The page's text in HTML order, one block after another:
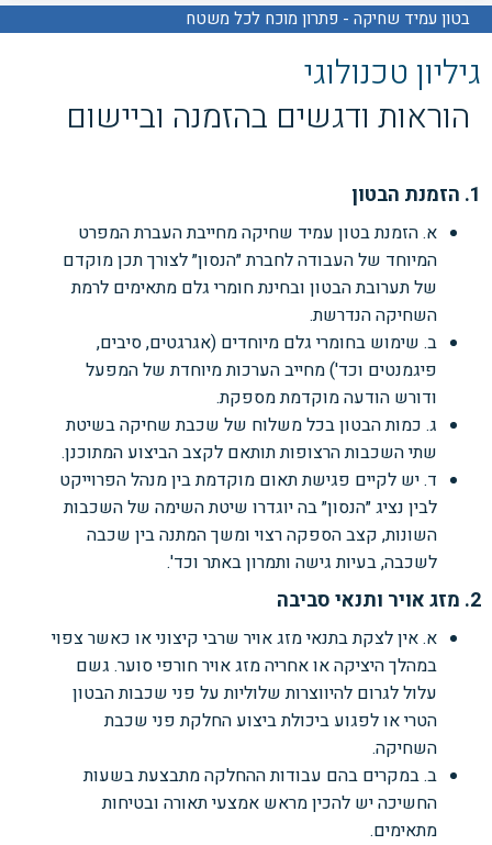
בטון עמיד שחיקה - פתרון מוכח לכל משטח
גיליון טכנולוגי
הוראות ודגשים בהזמנה וביישום
1. הזמנת הבטון
א. הזמנת בטון עמיד שחיקה מחייבת העברת המפרט
המיוחד של העבודה לחברת ״הנסון״ לצורך תכן מוקדם
של תערובת הבטון ובחינת חומרי גלם מתאימים לרמת
השחיקה הנדרשת.
ב. שימוש בחומרי גלם מיוחדים (אגרגטים, סיבים,
פיגמנטים וכד') מחייב הערכות מיוחדת של המפעל
ודורש הודעה מוקדמת מספקת.
ג. כמות הבטון בכל משלוח של שכבת שחיקה בשיטת
שתי השכבות הרצופות תותאם לקצב הביצוע המתוכנן.
ד. יש לקיים פגישת תאום מוקדמת בין מנהל הפרוייקט
לבין נציג ״הנסון״ בה יוגדרו שיטת השימה של השכבות
השונות, קצב הספקה רצוי ומשך המתנה בין שכבה
לשכבה, בעיות גישה ותמרון באתר וכד'.
2. מזג אויר ותנאי סביבה
א. אין לצקת בתנאי מזג אויר שרבי קיצוני או כאשר צפוי
במהלך היציקה או אחריה מזג אויר חורפי סוער. גשם
עלול לגרום להיווצרות שלוליות על פני שכבות הבטון
הטרי או לפגוע ביכולת ביצוע החלקת פני שכבת
השחיקה.
ב. במקרים בהם עבודות ההחלקה מתבצעת בשעות
החשיכה יש להכין מראש אמצעי תאורה ובטיחות
מתאימים.